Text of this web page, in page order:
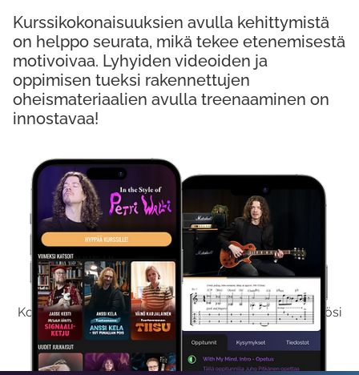
Kokeile Ilmaiseksi
Kokeilemalla ilmaiseksi saat koko sisältömme käyttöösi
viikon ajaksi.
Kurssikokonaisuuksien avulla kehittymistä
on helppo seurata, mikä tekee etenemisestä
motivoivaa. Lyhyiden videoiden ja
oppimisen tueksi rakennettujen
oheismateriaalien avulla treenaaminen on
innostavaa!